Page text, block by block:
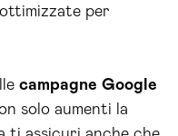
per
campagne Google
solo aumenti la